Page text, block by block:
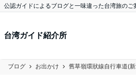
公認ガイドによるブログと一味違った台湾旅のご
台湾ガイド紹介所
ブログ お出かけ 舊草嶺環狀線自行車道(